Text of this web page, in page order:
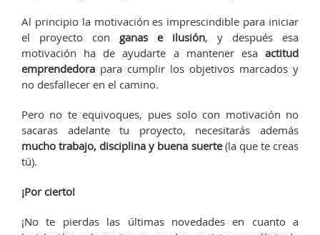
Al principio la motivación es imprescindible para iniciar
el proyecto con ganas e ilusión, y después esa
motivación ha de ayudarte a mantener esa actitud
emprendedora para cumplir los objetivos marcados y
no desfallecer en el camino.
Pero no te equivoques, pues solo con motivación no
sacaras adelante tu proyecto, necesitarás además
mucho trabajo, disciplina y buena suerte(la que te creas
tú).
¡Por cierto!
¡No te pierdas las últimas novedades en cuanto a